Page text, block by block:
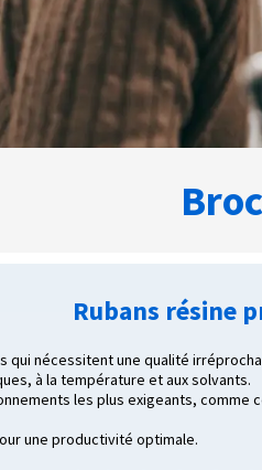
Rubans résine
qui nécessitent une qualité
à la température et aux solvants.
les plus exigeants, comme
une productivité optimale.